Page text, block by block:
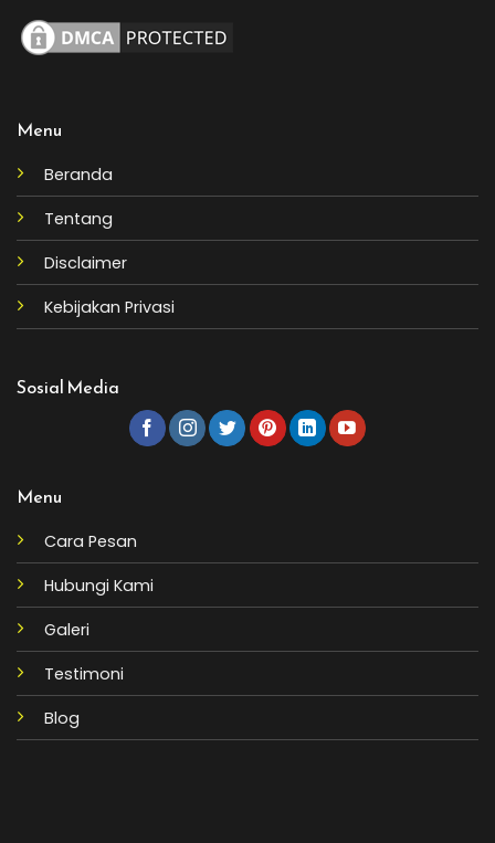
Menu
Beranda
Tentang
Disclaimer
Kebijakan Privasi
Sosial Media
Menu
Cara Pesan
Hubungi Kami
Galeri
Testimoni
Blog